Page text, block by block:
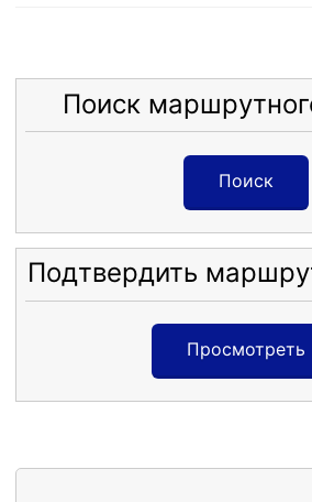
Поиск
Поиск
Подтвердить
Просмотреть